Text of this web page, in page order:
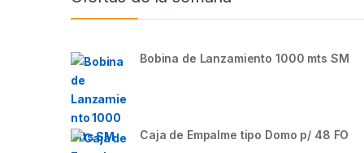
Bobina de Lanzamiento 1000 mts SM
Caja de Empalme tipo Domo p/ 48 FO